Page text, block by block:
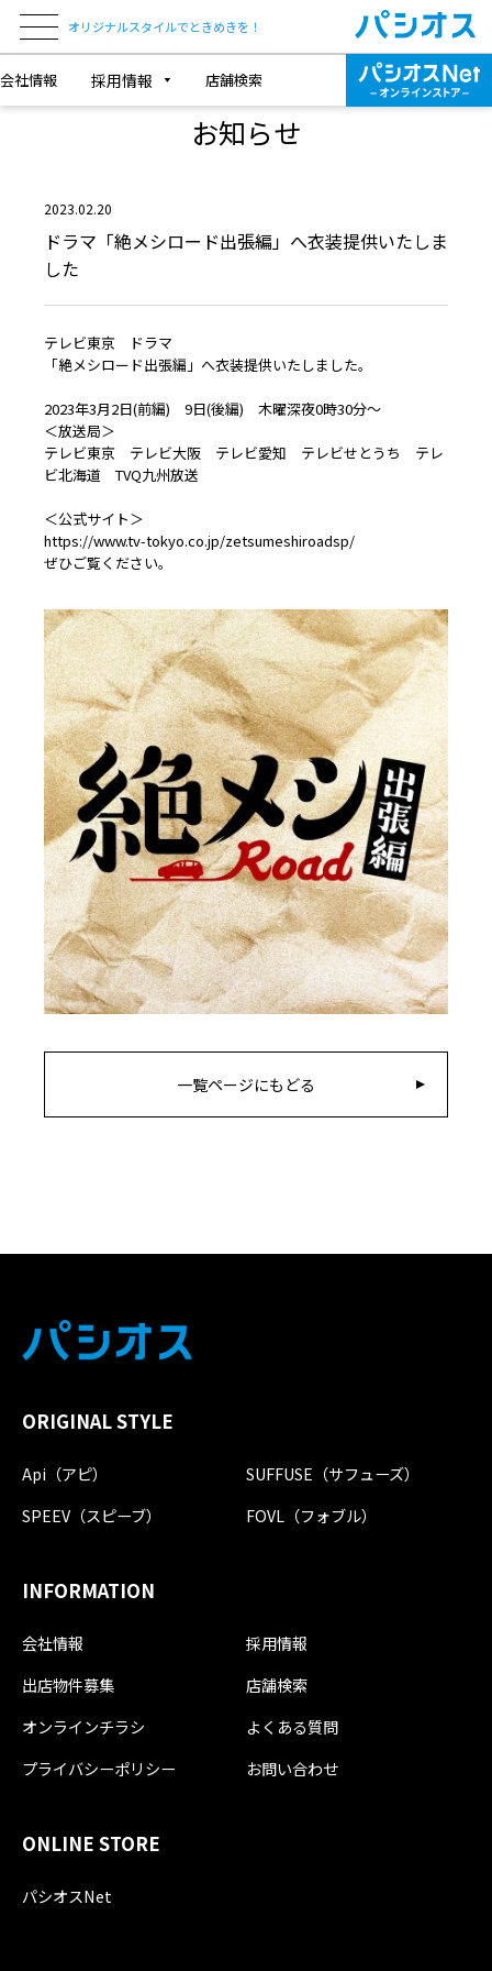
オリジナルスタイルでときめきを！
会社情報 採用情報 店舗検索
NEWS & TOPICS
お知らせ
2023.02.20
ドラマ「絶メシロード出張編」へ衣装提供いたしま
した
テレビ東京 ドラマ
「絶メシロード出張編」へ衣装提供いたしました。
2023年3月2日(前編) 9日(後編) 木曜深夜0時30分～
＜放送局＞
テレビ東京 テレビ大阪 テレビ愛知 テレビせとうち テレ
ビ北海道 TVQ九州放送
＜公式サイト＞
https://www.tv-tokyo.co.jp/zetsumeshiroadsp/
ぜひご覧ください。
一覧ページにもどる
ORIGINAL STYLE
Api（アピ）
SUFFUSE（サフューズ）
SPEEV（スピーブ）
FOVL（フォブル）
INFORMATION
会社情報
採用情報
出店物件募集
店舗検索
オンラインチラシ
よくある質問
プライバシーポリシー
お問い合わせ
ONLINE STORE
パシオスNet